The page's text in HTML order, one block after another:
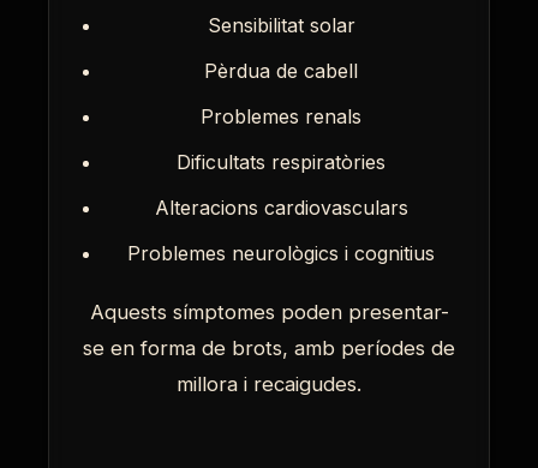
Sensibilitat solar
Pèrdua de cabell
Problemes renals
Dificultats respiratòries
Alteracions cardiovasculars
Problemes neurològics i cognitius
Aquests símptomes poden presentar-
se en forma de brots, amb períodes de
millora i recaigudes.